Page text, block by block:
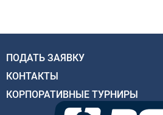
ПОДАТЬ ЗАЯВКУ
КОНТАКТЫ
КОРПОРАТИВНЫЕ ТУРНИРЫ